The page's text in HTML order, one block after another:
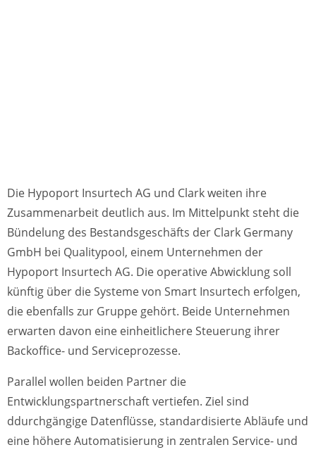
Die Hypoport Insurtech AG und Clark weiten ihre
Zusammenarbeit deutlich aus. Im Mittelpunkt steht die
Bündelung des Bestandsgeschäfts der Clark Germany
GmbH bei Qualitypool, einem Unternehmen der
Hypoport Insurtech AG. Die operative Abwicklung soll
künftig über die Systeme von Smart Insurtech erfolgen,
die ebenfalls zur Gruppe gehört. Beide Unternehmen
erwarten davon eine einheitlichere Steuerung ihrer
Backoffice- und Serviceprozesse.
Parallel wollen beiden Partner die
Entwicklungspartnerschaft vertiefen. Ziel sind
ddurchgängige Datenflüsse, standardisierte Abläufe und
eine höhere Automatisierung in zentralen Service- und